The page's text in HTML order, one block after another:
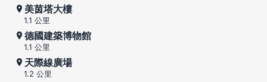
美茵塔大樓
1.1 公里
德國建築博物館
1.1 公里
天際線廣場
1.2 公里